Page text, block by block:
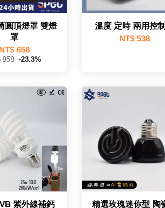
圓頂燈罩 雙燈
罩
NT$ 658
858 -23.3%
溫度 定時 兩用控
NT$ 538
紫外線補鈣
精選玫瑰迷你型 陶